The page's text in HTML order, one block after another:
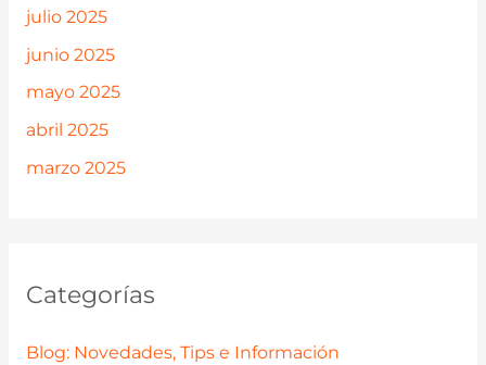
julio 2025
junio 2025
mayo 2025
abril 2025
marzo 2025
Categorías
Blog: Novedades, Tips e Información